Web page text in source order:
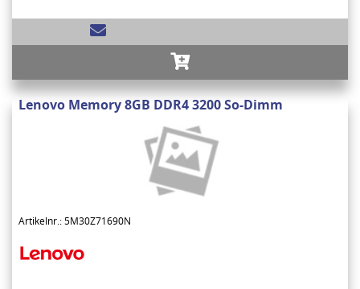
Lenovo Memory 8GB DDR4 3200 So-Dimm
Artikelnr.: 5M30Z71690N